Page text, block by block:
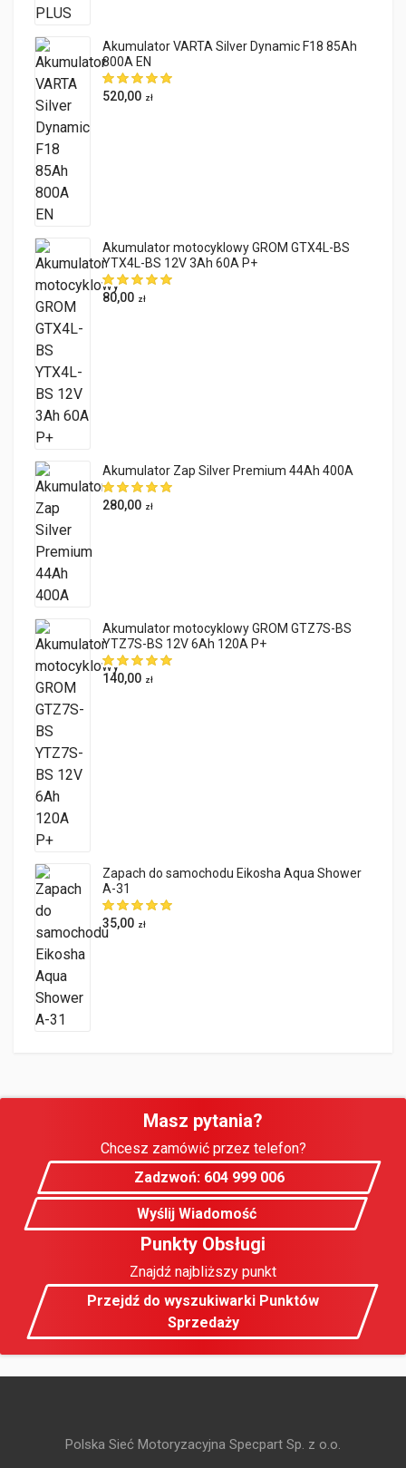
Akumulator VARTA Silver Dynamic F18 85Ah
800A EN
520,00 zł
Akumulator motocyklowy GROM GTX4L-BS
YTX4L-BS 12V 3Ah 60A P+
80,00 zł
Akumulator Zap Silver Premium 44Ah 400A
280,00 zł
Akumulator motocyklowy GROM GTZ7S-BS
YTZ7S-BS 12V 6Ah 120A P+
140,00 zł
Zapach do samochodu Eikosha Aqua Shower
A-31
35,00 zł
Masz pytania?
Chcesz zamówić przez telefon?
Zadzwoń: 604 999 006
Wyślij Wiadomość
Punkty Obsługi
Znajdź najbliższy punkt
Przejdź do wyszukiwarki Punktów
Sprzedaży
Polska Sieć Motoryzacyjna Specpart Sp. z o.o.